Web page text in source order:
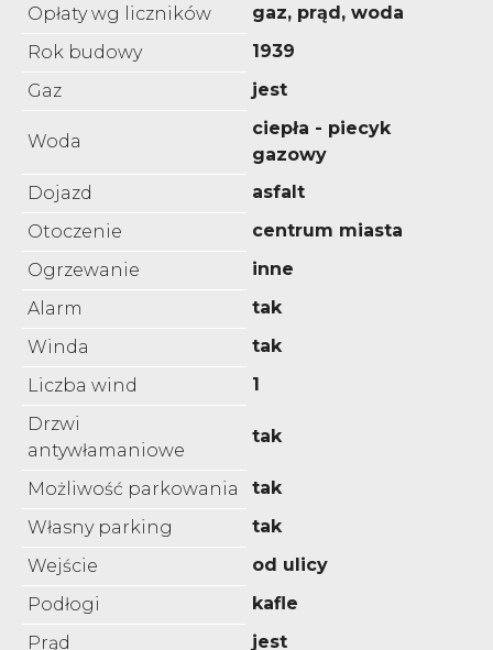
Opłaty wg liczników
gaz, prąd, woda
Rok budowy
1939
Gaz
jest
Woda
ciepła - piecyk
gazowy
Dojazd
asfalt
Otoczenie
centrum miasta
Ogrzewanie
inne
Alarm
tak
Winda
tak
Liczba wind
1
Drzwi
antywłamaniowe
tak
Możliwość parkowania
tak
Własny parking
tak
Wejście
od ulicy
Podłogi
kafle
Prąd
jest